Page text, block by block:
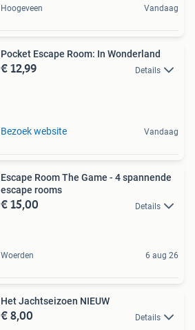
Hoogeveen Vandaag
Pocket Escape Room: In Wonderland
€ 12,99 Details
Bezoek website Vandaag
Escape Room The Game - 4 spannende
escape rooms
€ 15,00 Details
Woerden 6 aug 26
Het Jachtseizoen NIEUW
€ 8,00 Details